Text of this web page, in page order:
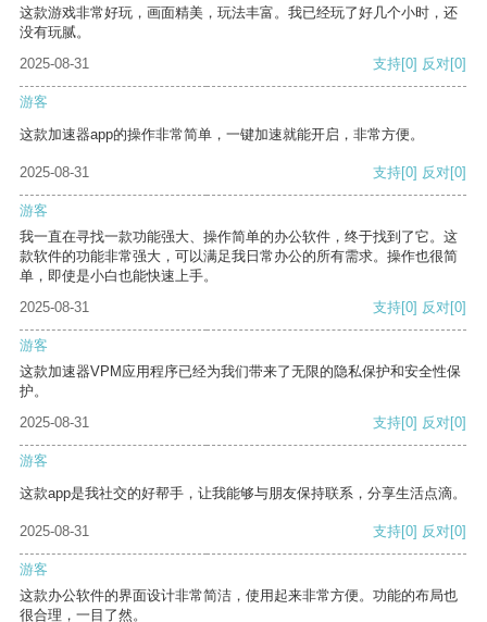
这款游戏非常好玩，画面精美，玩法丰富。我已经玩了好几个小时，还
没有玩腻。
2025-08-31
支持[0] 反对[0]
游客
这款加速器app的操作非常简单，一键加速就能开启，非常方便。
2025-08-31 支持[0] 反对[0]
游客
我一直在寻找一款功能强大、操作简单的办公软件，终于找到了它。这
款软件的功能非常强大，可以满足我日常办公的所有需求。操作也很简
单，即使是小白也能快速上手。
2025-08-31
支持[0] 反对[0]
游客
这款加速器VPM应用程序已经为我们带来了无限的隐私保护和安全性保
护。
2025-08-31
支持[0] 反对[0]
游客
这款app是我社交的好帮手，让我能够与朋友保持联系，分享生活点滴。
2025-08-31 支持[0] 反对[0]
游客
这款办公软件的界面设计非常简洁，使用起来非常方便。功能的布局也
很合理，一目了然。